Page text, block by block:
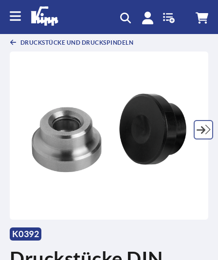
DRUCKSTÜCKE UND DRUCKSPINDELN
K0392